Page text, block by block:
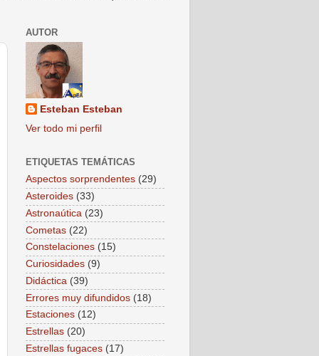
AUTOR
Esteban Esteban
Ver todo mi perfil
ETIQUETAS TEMÁTICAS
Aspectos sorprendentes (29)
Asteroides (33)
Astronaútica (23)
Cometas (22)
Constelaciones (15)
Curiosidades (9)
Didáctica (39)
Errores muy difundidos (18)
Estaciones (12)
Estrellas (20)
Estrellas fugaces (17)